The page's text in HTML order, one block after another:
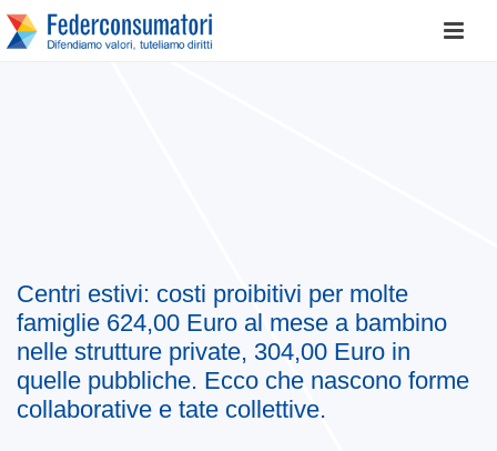
Centri estivi: costi proibitivi per molte
famiglie 624,00 Euro al mese a bambino
nelle strutture private, 304,00 Euro in
quelle pubbliche. Ecco che nascono forme
collaborative e tate collettive.